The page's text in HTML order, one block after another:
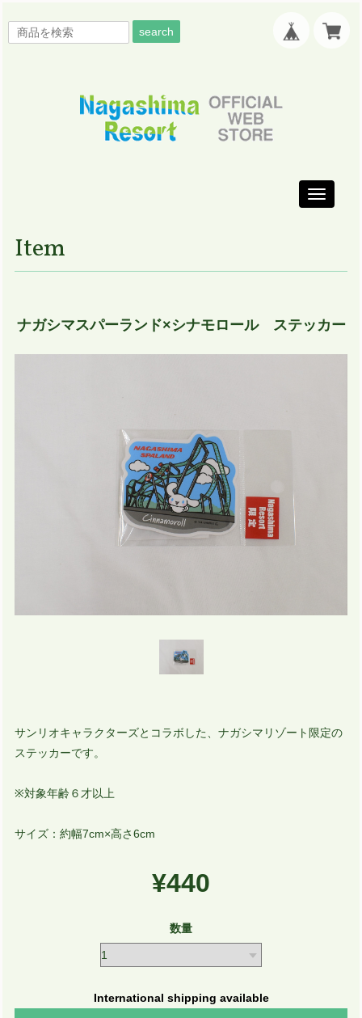
search
Toggle
Item
ナガシマスパーランド×シナモロール ステッカー
サンリオキャラクターズとコラボした、ナガシマリゾート限定の
ステッカーです。
※対象年齢６才以上
サイズ：約幅7cm×高さ6cm
¥440
数量
International shipping available